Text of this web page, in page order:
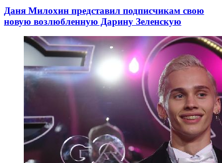
Даня Милохин представил подписчикам свою
новую возлюбленную Дарину Зеленскую